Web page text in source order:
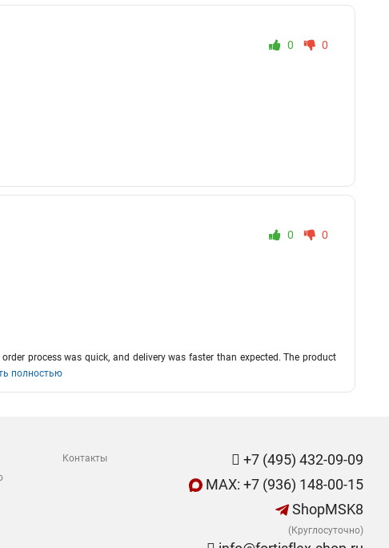
0
0
0
0
process was quick, and delivery was faster than expected. The product
полностью
Контакты
+7 (495) 432-09-09
MAX: +7 (936) 148-00-15
ShopMSK8
(Круглосуточно)